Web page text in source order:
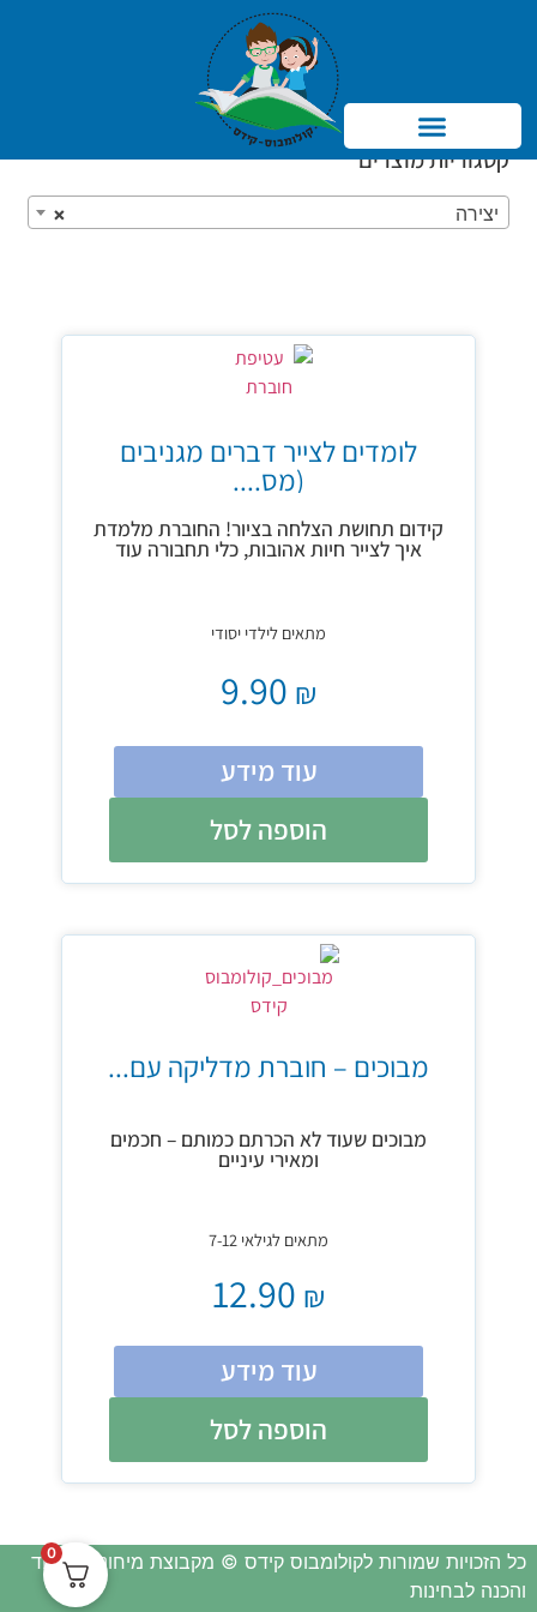
קטגוריות מוצרים
× יצירה
לומדים לצייר דברים מגניבים
(מס....
קידום תחושת הצלחה בציור! החוברת מלמדת
איך לצייר חיות אהובות, כלי תחבורה עוד
מתאים לילדי יסודי
₪
עוד מידע
הוספה לסל
מבוכים – חוברת מדליקה עם...
מבוכים שעוד לא הכרתם כמותם – חכמים
ומאירי עיניים
מתאים לגילאי 7-12
₪
עוד מידע
הוספה לסל
כל הזכויות שמורות לקולומבוס קידס © מקבוצת מיחונן – לימוד
והכנה לבחינות
0